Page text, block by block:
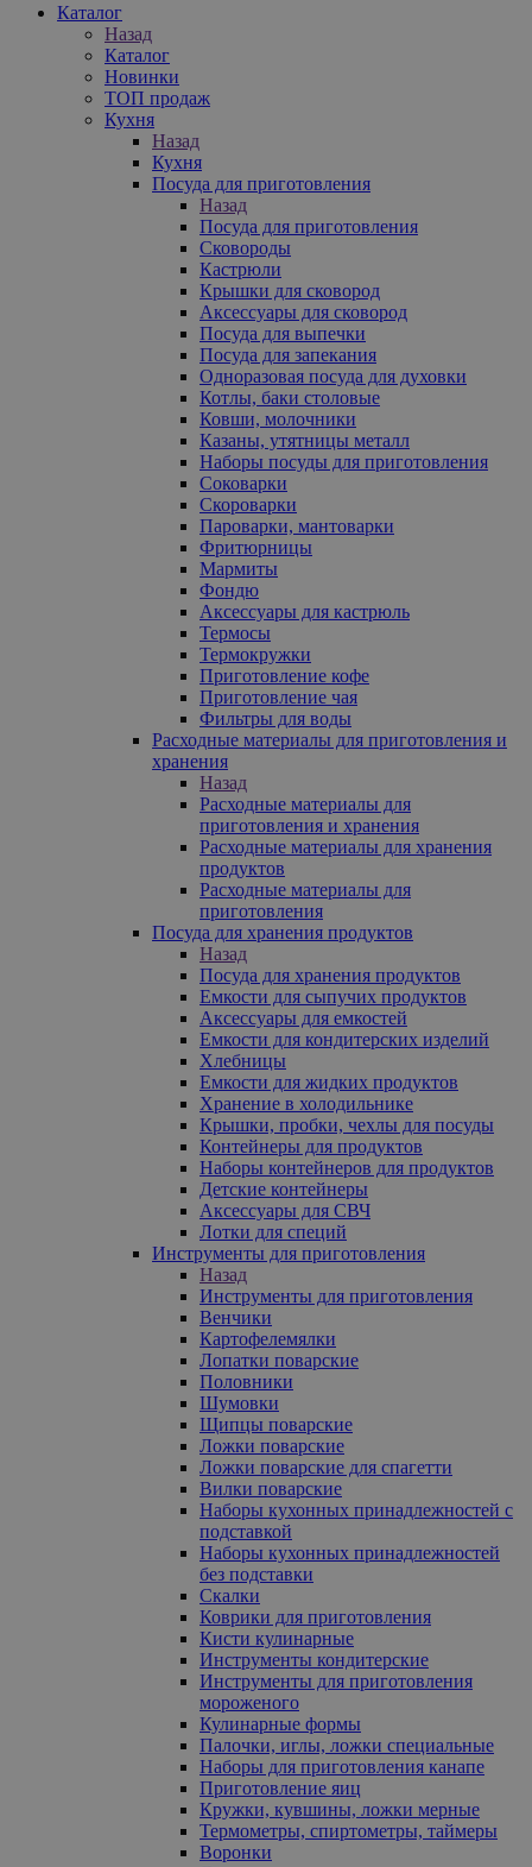
Каталог
Назад
Каталог
Новинки
ТОП продаж
Кухня
Назад
Кухня
Посуда для приготовления
Назад
Посуда для приготовления
Сковороды
Кастрюли
Крышки для сковород
Аксессуары для сковород
Посуда для выпечки
Посуда для запекания
Одноразовая посуда для духовки
Котлы, баки столовые
Ковши, молочники
Казаны, утятницы металл
Наборы посуды для приготовления
Соковарки
Скороварки
Пароварки, мантоварки
Фритюрницы
Мармиты
Фондю
Аксессуары для кастрюль
Термосы
Термокружки
Приготовление кофе
Приготовление чая
Фильтры для воды
Расходные материалы для приготовления и
хранения
Назад
Расходные материалы для
приготовления и хранения
Расходные материалы для хранения
продуктов
Расходные материалы для
приготовления
Посуда для хранения продуктов
Назад
Посуда для хранения продуктов
Емкости для сыпучих продуктов
Аксессуары для емкостей
Емкости для кондитерских изделий
Хлебницы
Емкости для жидких продуктов
Хранение в холодильнике
Крышки, пробки, чехлы для посуды
Контейнеры для продуктов
Наборы контейнеров для продуктов
Детские контейнеры
Аксессуары для СВЧ
Лотки для специй
Инструменты для приготовления
Назад
Инструменты для приготовления
Венчики
Картофелемялки
Лопатки поварские
Половники
Шумовки
Щипцы поварские
Ложки поварские
Ложки поварские для спагетти
Вилки поварские
Наборы кухонных принадлежностей с
подставкой
Наборы кухонных принадлежностей
без подставки
Скалки
Коврики для приготовления
Кисти кулинарные
Инструменты кондитерские
Инструменты для приготовления
мороженого
Кулинарные формы
Палочки, иглы, ложки специальные
Наборы для приготовления канапе
Приготовление яиц
Кружки, кувшины, ложки мерные
Термометры, спиртометры, таймеры
Воронки